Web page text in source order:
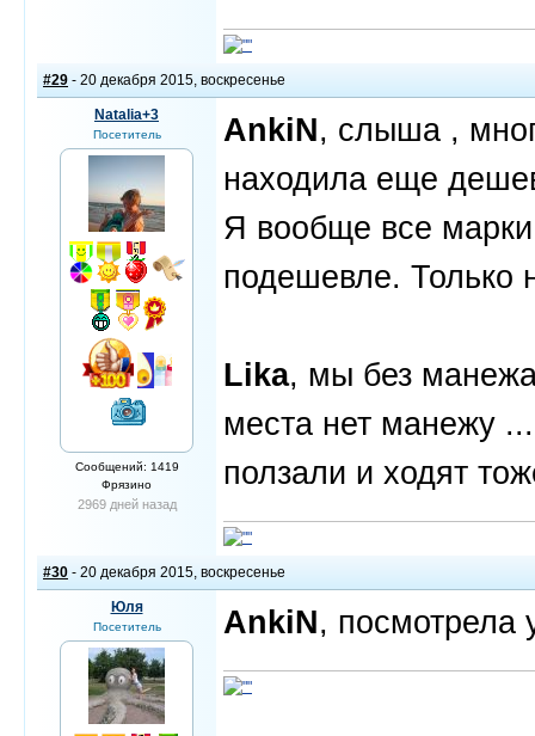
#29 - 20 декабря 2015, воскресенье
Natalia+3
Посетитель
Сообщений: 1419
Фрязино
2969 дней назад
AnkiN, слыша ,
находила еще
Я вообще все
подешевле. Только
Lika, мы без
места нет манежу
ползали и ходят
#30 - 20 декабря 2015, воскресенье
Юля
Посетитель AnkiN, посмотрела